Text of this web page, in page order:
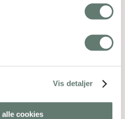
Vis detaljer
alle cookies